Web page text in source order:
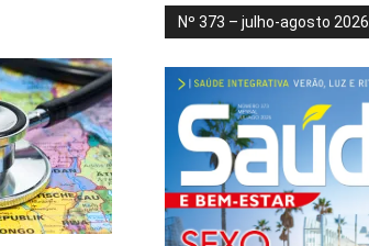
Nº 373 – julho-agosto 2026